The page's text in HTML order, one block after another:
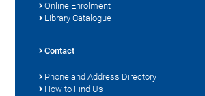
Online Enrolment
Library Catalogue
Contact
Phone and Address Directory
How to Find Us